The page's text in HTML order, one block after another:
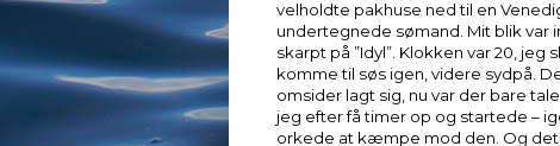
velholdte pakhuse ned til en
undertegnede sømand. Mit blik var
skarpt på ”Idyl”. Klokken var 20,
komme til søs igen, videre sydpå.
omsider lagt sig, nu var der bare
jeg efter få timer op og startede –
orkede at kæmpe mod den. Og det